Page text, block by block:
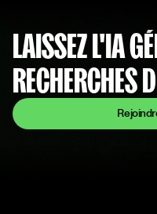
LAISSEZ L'IA
RECHERCHES